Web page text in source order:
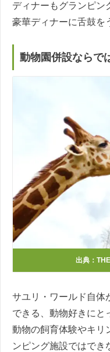
ディナーもグランピン
豪華ディナーに舌鼓を
動物園併設ならで
出典：
サユリ・ワールド自体
できる、動物好きにと
動物の飼育体験やキリ
ンピング施設ではでき